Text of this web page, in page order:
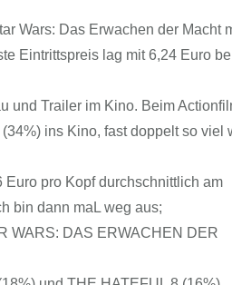
Wars: Das Erwachen der Macht
Eintrittspreis lag mit 6,24 Euro
und Trailer im Kino. Beim
ins Kino, fast doppelt so viel
pro Kopf durchschnittlich am
bin dann maL weg aus;
WARS: DAS ERWACHEN DER